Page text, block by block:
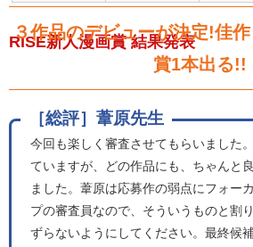
RISE新人漫画賞 結果発表
３作品のデビューが決定!佳
賞1本出る!!
［総評］葦原先生
今回も楽しく審査させてもらいました
ていますが、どの作品にも、ちゃんと
ました。葦原は応募作の弱点にフォー
プの審査員なので、そういうものと割
ずらないようにしてください。最終候